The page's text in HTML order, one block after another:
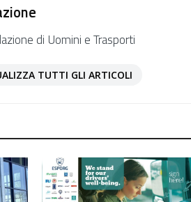
di Uomini e Trasporti
TUTTI GLI ARTICOLI